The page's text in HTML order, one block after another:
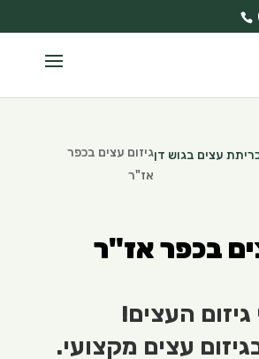
עצים בגוש דןגיזום עצים בכפר
אז"ר
בכפר אז"ר
גיזום העצים!
עצים מקצועי.